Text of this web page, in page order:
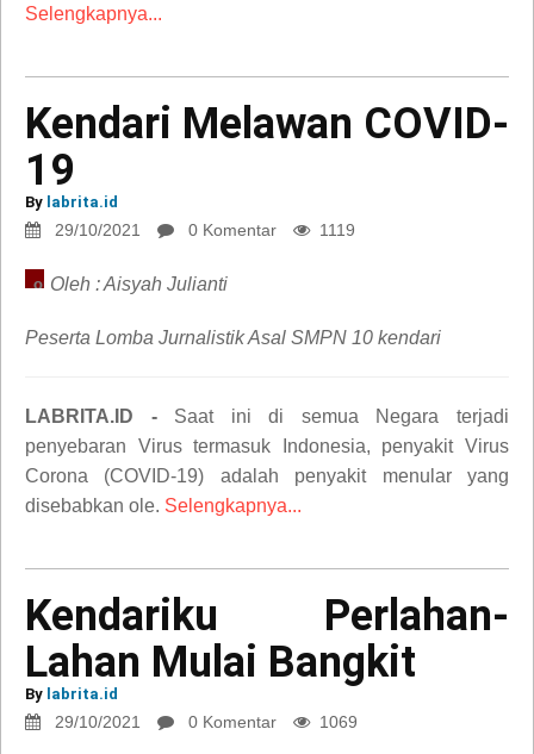
Selengkapnya...
Kendari Melawan COVID-
19
By labrita.id
29/10/2021 0 Komentar 1119
opini
Kendari
Melawan
COVID-
Oleh : Aisyah Julianti
Peserta Lomba Jurnalistik Asal SMPN 10 kendari
LABRITA.ID - Saat ini di semua Negara terjadi
penyebaran Virus termasuk Indonesia, penyakit Virus
Corona (COVID-19) adalah penyakit menular yang
disebabkan ole. Selengkapnya...
Kendariku Perlahan-
Lahan Mulai Bangkit
By labrita.id
29/10/2021 0 Komentar 1069
Kendariku
Perlahan-
Lahan
Mulai